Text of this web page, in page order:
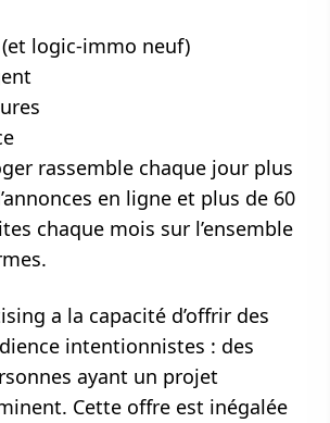
logic-immo neuf)
rassemble chaque jour plus
en ligne et plus de 60
chaque mois sur l’ensemble
a la capacité d’offrir des
intentionnistes : des
ayant un projet
Cette offre est inégalée